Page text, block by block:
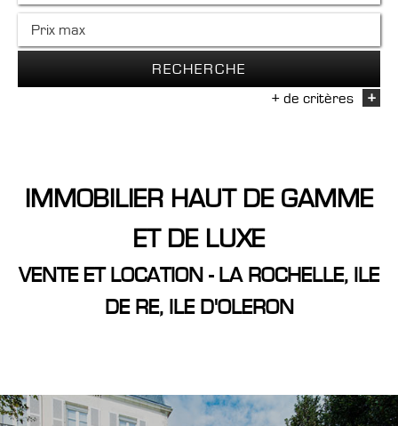
Critères supplémentaires
Parking Terrasse
RECHERCHE
+ de critères
+
ET DE LUXE
VENTE ET LOCATION - LA ROCHELLE, ILE
DE RE, ILE D'OLERON